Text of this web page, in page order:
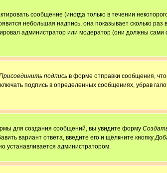
сообщение (иногда только в течении
небольшая надпись, она показывает сколько раз
администратор или модератор (они должны сами
подпись в форме отправки сообщения,
подпись в определенных сообщениях, убрав
для создания сообщений, вы увидите форму
вариант ответа, введите его и щёлкните кнопку
устанавливается администратором.